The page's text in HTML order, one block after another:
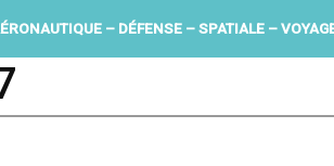
– DÉFENSE – SPATIALE –